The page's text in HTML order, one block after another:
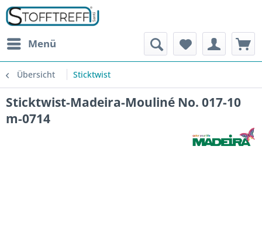
Menü
Übersicht Sticktwist
Sticktwist-Madeira-Mouliné No. 017-10
m-0714